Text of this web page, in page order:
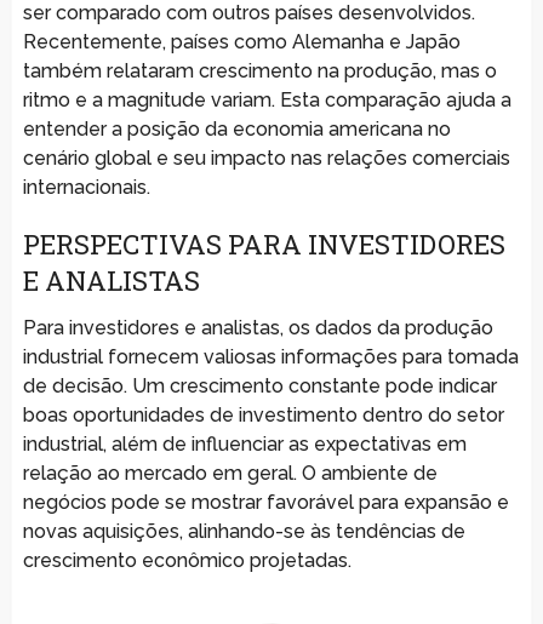
ser comparado com outros países desenvolvidos.
Recentemente, países como Alemanha e Japão
também relataram crescimento na produção, mas o
ritmo e a magnitude variam. Esta comparação ajuda a
entender a posição da economia americana no
cenário global e seu impacto nas relações comerciais
internacionais.
PERSPECTIVAS PARA INVESTIDORES
E ANALISTAS
Para investidores e analistas, os dados da produção
industrial fornecem valiosas informações para tomada
de decisão. Um crescimento constante pode indicar
boas oportunidades de investimento dentro do setor
industrial, além de influenciar as expectativas em
relação ao mercado em geral. O ambiente de
negócios pode se mostrar favorável para expansão e
novas aquisições, alinhando-se às tendências de
crescimento econômico projetadas.